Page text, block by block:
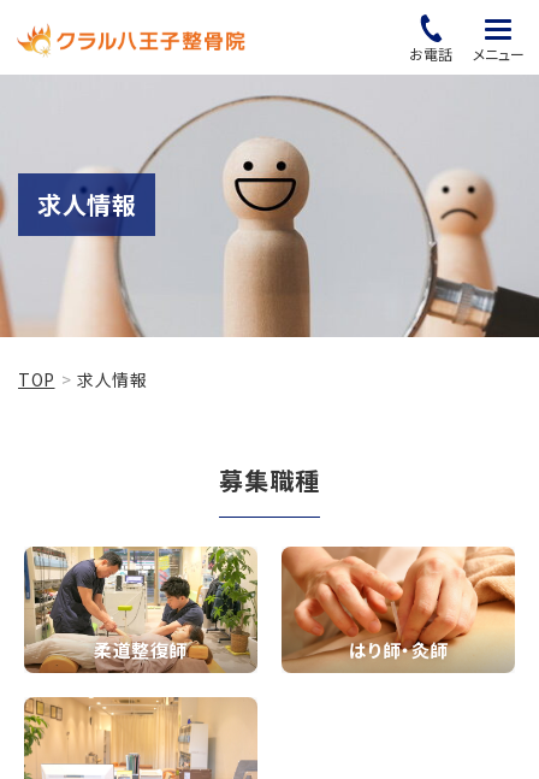
お電話 メニュー
求人情報
TOP 求人情報
募集職種
柔道整復師 はり師・灸師